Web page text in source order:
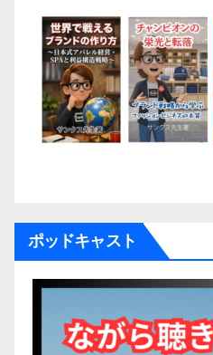
ポッドキャスト